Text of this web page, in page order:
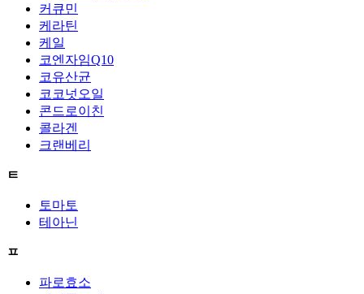
커큐민
케라틴
케일
코엔자임Q10
코유산균
코코넛오일
콘드로이친
콜라겐
크랜베리
ㅌ
토마토
테아닌
ㅍ
파로효소